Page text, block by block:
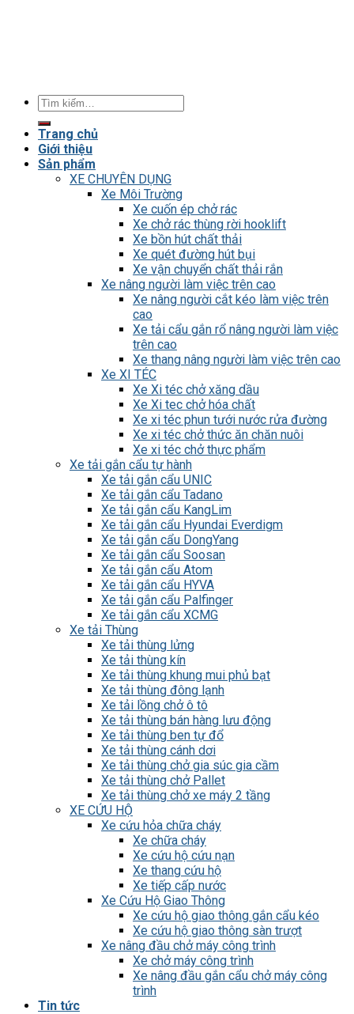
Tìm
Trang chủ
Giới thiệu
Sản phẩm
XE CHUYÊN DỤNG
Xe Môi Trường
Xe cuốn ép chở rác
Xe chở rác thùng rời hooklift
Xe bồn hút chất thải
Xe quét đường hút bụi
Xe vận chuyển chất thải rắn
Xe nâng người làm việc trên cao
Xe nâng người cắt kéo làm việc trên
cao
Xe tải cẩu gắn rổ nâng người làm việc
trên cao
Xe thang nâng người làm việc trên cao
Xe XI TÉC
Xe Xi téc chở xăng dầu
Xe Xi tec chở hóa chất
Xe xi téc phun tưới nước rửa đường
Xe xi téc chở thức ăn chăn nuôi
Xe xi téc chở thực phẩm
Xe tải gắn cẩu tự hành
Xe tải gắn cẩu UNIC
Xe tải gắn cẩu Tadano
Xe tải gắn cẩu KangLim
Xe tải gắn cẩu Hyundai Everdigm
Xe tải gắn cẩu DongYang
Xe tải gắn cẩu Soosan
Xe tải gắn cẩu Atom
Xe tải gắn cẩu HYVA
Xe tải gắn cẩu Palfinger
Xe tải gắn cẩu XCMG
Xe tải Thùng
Xe tải thùng lửng
Xe tải thùng kín
Xe tải thùng khung mui phủ bạt
Xe tải thùng đông lạnh
Xe tải lồng chở ô tô
Xe tải thùng bán hàng lưu động
Xe tải thùng ben tự đổ
Xe tải thùng cánh dơi
Xe tải thùng chở gia súc gia cầm
Xe tải thùng chở Pallet
Xe tải thùng chở xe máy 2 tầng
XE CỨU HỘ
Xe cứu hỏa chữa cháy
Xe chữa cháy
Xe cứu hộ cứu nạn
Xe thang cứu hộ
Xe tiếp cấp nước
Xe Cứu Hộ Giao Thông
Xe cứu hộ giao thông gắn cẩu kéo
Xe cứu hộ giao thông sàn trượt
Xe nâng đầu chở máy công trình
Xe chở máy công trình
Xe nâng đầu gắn cẩu chở máy công
trình
Tin tức